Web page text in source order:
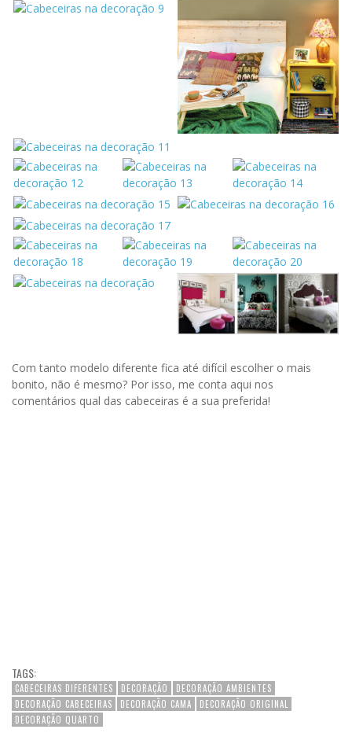
Com tanto modelo diferente fica até difícil escolher o mais
bonito, não é mesmo? Por isso, me conta aqui nos
comentários qual das cabeceiras é a sua preferida!
TAGS:
CABECEIRAS DIFERENTES DECORAÇÃO
DECORAÇÃO AMBIENTES
DECORAÇÃO CABECEIRAS
DECORAÇÃO CAMA
DECORAÇÃO ORIGINAL
DECORAÇÃO QUARTO